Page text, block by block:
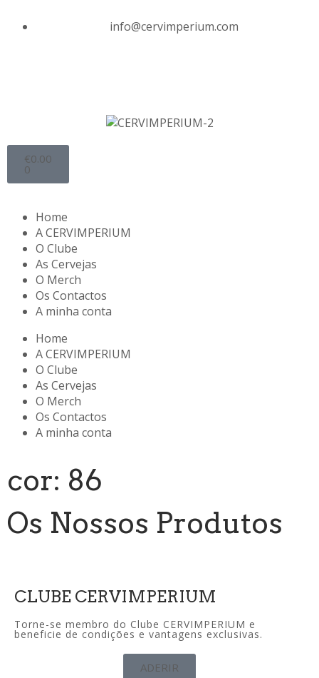
info@cervimperium.com
€0.00
0
Home
A CERVIMPERIUM
O Clube
As Cervejas
O Merch
Os Contactos
A minha conta
Home
A CERVIMPERIUM
O Clube
As Cervejas
O Merch
Os Contactos
A minha conta
cor: 86
Os Nossos Produtos
CLUBE CERVIMPERIUM
Torne-se membro do Clube CERVIMPERIUM e
beneficie de condições e vantagens exclusivas.
ADERIR